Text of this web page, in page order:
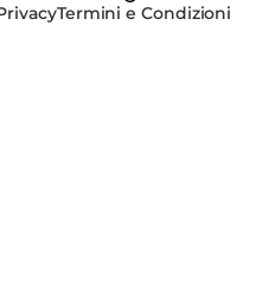
Termini e Condizioni